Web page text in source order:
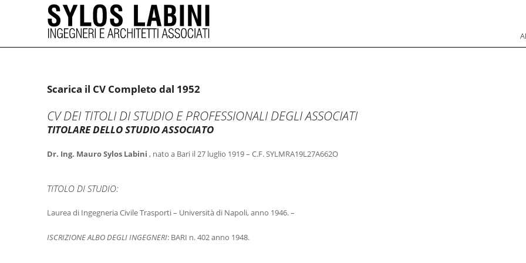
Scarica il CV Completo dal 1952
CV DEI TITOLI DI STUDIO E PROFESSIONALI DEGLI ASSOCIATI
TITOLARE DELLO STUDIO ASSOCIATO
Dr. Ing. Mauro Sylos Labini , nato a Bari il 27 luglio 1919 – C.F. SYLMRA19L27A662O
TITOLO DI STUDIO:
Laurea di Ingegneria Civile Trasporti – Università di Napoli, anno 1946. –
ISCRIZIONE ALBO DEGLI INGEGNERI: BARI n. 402 anno 1948.